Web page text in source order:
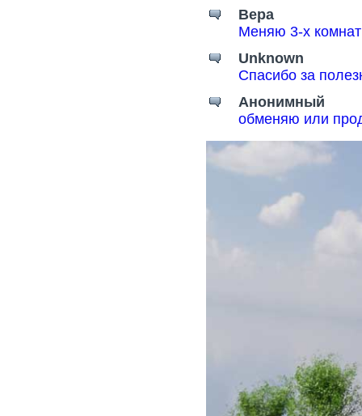
Вера
Меняю 3-х
Unknown
Спасибо за
Анонимный
обменяю или